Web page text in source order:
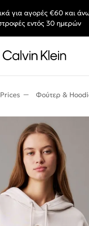
Αγαπημένα styles, στις
για αγορές €60 και
εντός 30 ημερών
Φούτερ &